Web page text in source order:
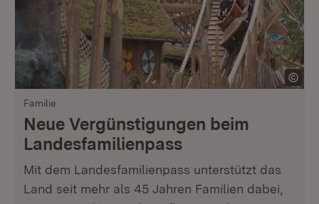
Familie
Neue Vergünstigungen beim
Landesfamilienpass
Mit dem Landesfamilienpass unterstützt das
Land seit mehr als 45 Jahren Familien dabei,